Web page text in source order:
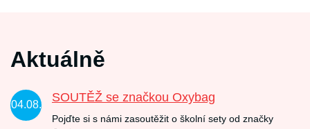
Aktuálně
04.08.
SOUTĚŽ se značkou Oxybag
Pojďte si s námi zasoutěžit o školní sety od značky